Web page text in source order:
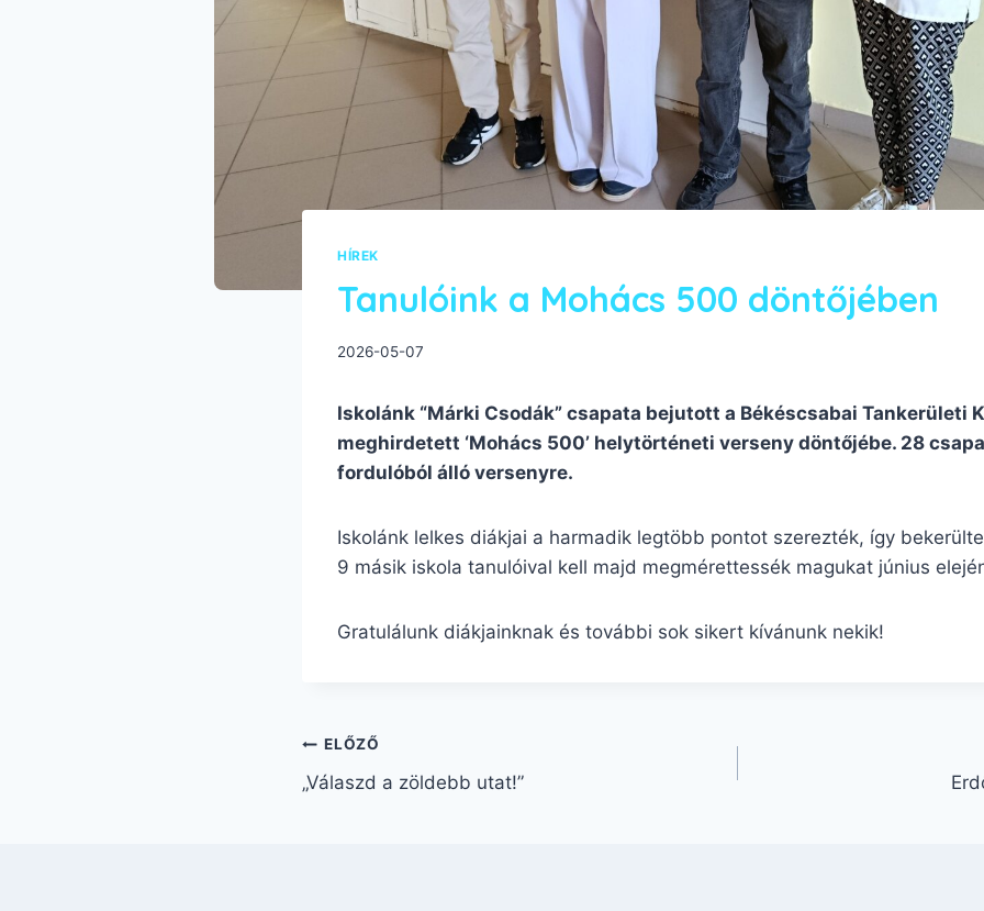
HÍREK
Tanulóink a Mohács 500 döntőjében
2026-05-07
Iskolánk “Márki Csodák” csapata bejutott a Békéscsabai Tankerületi
meghirdetett ‘Mohács 500’ helytörténeti verseny döntőjébe. 28
fordulóból álló versenyre.
Iskolánk lelkes diákjai a harmadik legtöbb pontot szerezték, így
9 másik iskola tanulóival kell majd megmérettessék magukat június
Gratulálunk diákjainknak és további sok sikert kívánunk nekik!
ELŐZŐ
„Válaszd a zöldebb utat!”